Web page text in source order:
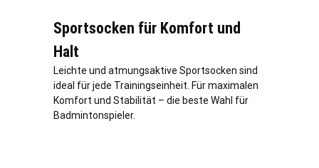
Sportsocken für Komfort und
Halt
Leichte und atmungsaktive Sportsocken sind
ideal für jede Trainingseinheit. Für maximalen
Komfort und Stabilität – die beste Wahl für
Badmintonspieler.